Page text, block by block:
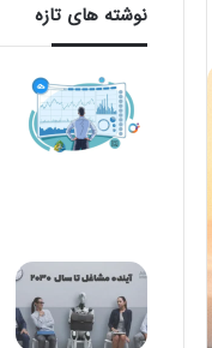
نوشته های تازه